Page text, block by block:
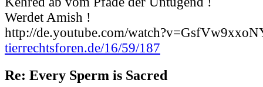
Werdet Amish !
http://de.youtube.com/
tierrechtsforen.de/16/59/187
Re: Every Sperm is Sacred